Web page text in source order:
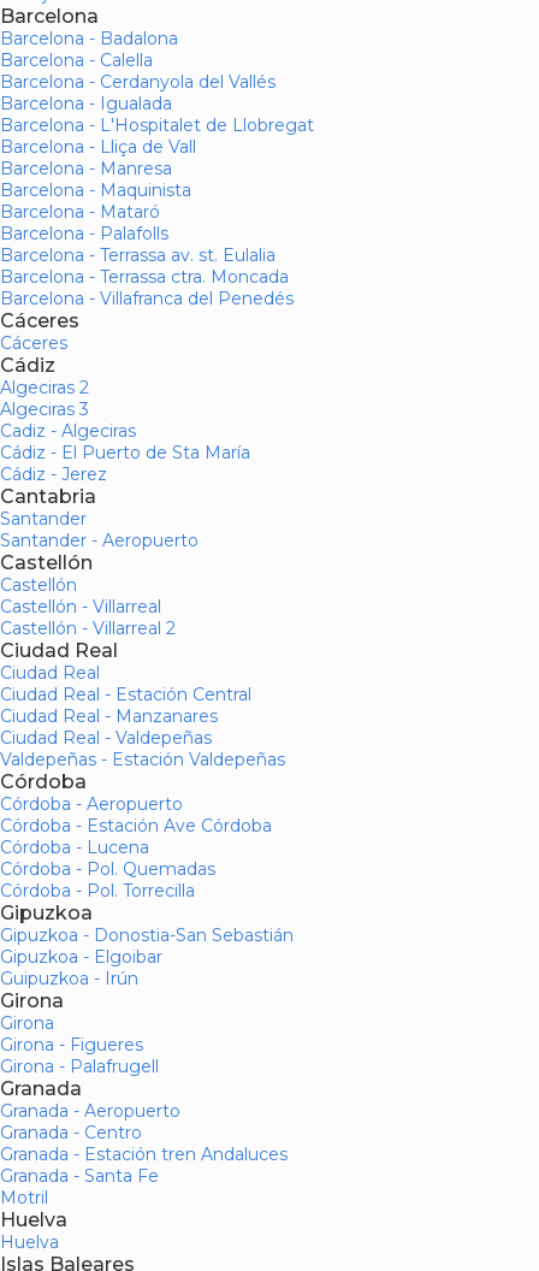
Barcelona
Barcelona - Badalona
Barcelona - Calella
Barcelona - Cerdanyola del Vallés
Barcelona - Igualada
Barcelona - L'Hospitalet de Llobregat
Barcelona - Lliça de Vall
Barcelona - Manresa
Barcelona - Maquinista
Barcelona - Mataró
Barcelona - Palafolls
Barcelona - Terrassa av. st. Eulalia
Barcelona - Terrassa ctra. Moncada
Barcelona - Villafranca del Penedés
Cáceres
Cáceres
Cádiz
Algeciras 2
Algeciras 3
Cadiz - Algeciras
Cádiz - El Puerto de Sta María
Cádiz - Jerez
Cantabria
Santander
Santander - Aeropuerto
Castellón
Castellón
Castellón - Villarreal
Castellón - Villarreal 2
Ciudad Real
Ciudad Real
Ciudad Real - Estación Central
Ciudad Real - Manzanares
Ciudad Real - Valdepeñas
Valdepeñas - Estación Valdepeñas
Córdoba
Córdoba - Aeropuerto
Córdoba - Estación Ave Córdoba
Córdoba - Lucena
Córdoba - Pol. Quemadas
Córdoba - Pol. Torrecilla
Gipuzkoa
Gipuzkoa - Donostia-San Sebastián
Gipuzkoa - Elgoibar
Guipuzkoa - Irún
Girona
Girona
Girona - Figueres
Girona - Palafrugell
Granada
Granada - Aeropuerto
Granada - Centro
Granada - Estación tren Andaluces
Granada - Santa Fe
Motril
Huelva
Huelva
Islas Baleares